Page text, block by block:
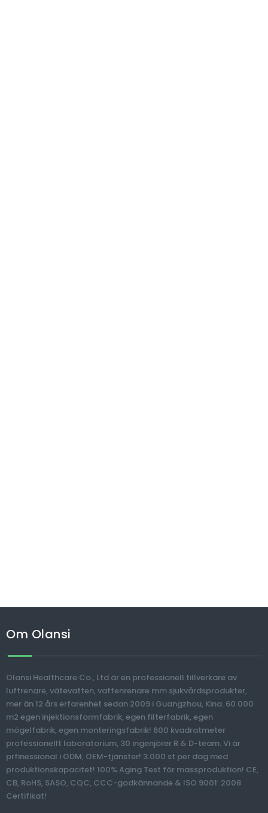
Om Olansi
Olansi Healthcare Co., Ltd är en professionell tillverkare av
luftrenare, vätevatten, vattenrenare mm sjukvårdsprodukter,
mer än 12 års erfarenhet sedan 2009 i Guangzhou, Kina. 60 000
m2 egen injektionsformfabrik, egen filterfabrik, egen
mögelfabrik, egen monteringsfabrik! 600 kvadratmeter
professionellt laboratorium, 30 ingenjörer R & D-team. Vi är
prfinessional i ODM, OEM-tjänster! 3.000 st per dag med
produktionskapacitet! 100% Aging Test för massproduktion! CE,
CB, RoHS, SASO, CQC, CCC-godkännande & ISO 9001: 2008
Certifikat!